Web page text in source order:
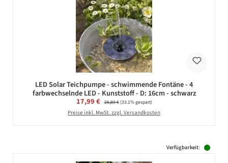
LED Solar Teichpumpe - schwimmende Fontäne - 4
farbwechselnde LED - Kunststoff - D: 16cm - schwarz
Verkaufspreis:
17,99 € Regulärer Preis:
26,89 €(33.1% gespart)
Preise inkl. MwSt. zzgl. Versandkosten
Verfügbarkeit: